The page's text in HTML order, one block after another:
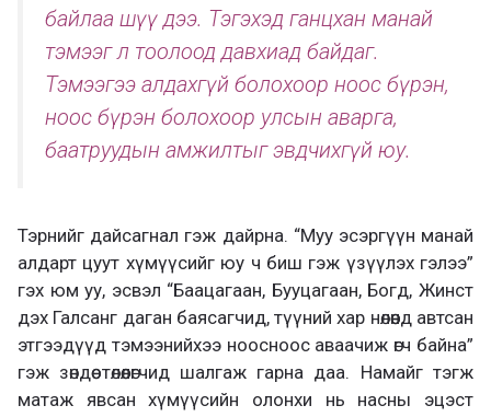
байлаа шүү дээ. Тэгэхэд ганцхан манай
тэмээг л тоолоод давхиад байдаг.
Тэмээгээ алдахгүй болохоор ноос бүрэн,
ноос бүрэн болохоор улсын аварга,
баатруудын амжилтыг эвдчихгүй юу.
Тэрнийг дайсагнал гэж дайрна. “Муу эсэргүүн манай
алдарт цуут хүмүүсийг юу ч биш гэж үзүүлэх гэлээ”
гэх юм уу, эсвэл “Баацагаан, Бууцагаан, Богд, Жинст
дэх Галсанг даган баясагчид, түүний хар нөлөөнд автсан
этгээдүүд тэмээнийхээ ноосноос аваачиж өгч байна”
гэж зөндөө төлөөлөгчид шалгаж гарна даа. Намайг тэгж
матаж явсан хүмүүсийн олонхи нь насны эцэст